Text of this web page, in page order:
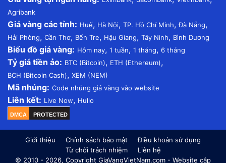
Agribank
Giá vàng các tỉnh: Huế, Hà Nội, TP. Hồ Chí Minh,Đà Nẵng,
Hải Phòng, Cần Thơ, Bến Tre, Hậu Giang, Tây Ninh, Bình Dương
Biểu đồ giá vàng: Hôm nay, 1 tuần, 1 tháng, 6 tháng
Tỷ giá tiền ảo: BTC (Bitcoin), ETH (Ethereum),
BCH (Bitcoin Cash), XEM (NEM)
Mã nhúng: Code nhúng giá vàng vào website
Liên kết: Live Now, Hullo
DMCA PROTECTED
Giới thiệu Chính sách bảo mật
Điều khoản sử dụng
Từ chối trách nhiệm
Liên hệ
© 2010 - 2026, Copyright GiaVangVietNam.com - Website cập